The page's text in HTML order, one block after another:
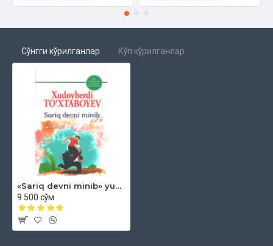
Сўнгги кўрилганлар Кўп кўрилганлар
«Sariq devni minib» yumshoq muqova
9 500 сўм